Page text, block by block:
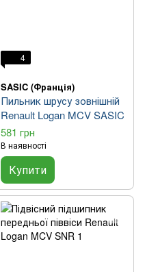
4
SASIC (Франція)
Пильник шрусу зовнішній
Renault Logan MCV SASIC
581 грн
В наявності
Купити